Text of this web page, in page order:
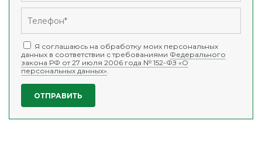
Я соглашаюсь на обработку моих персональных
данных в соответствии с требованиями Федерального
закона РФ от 27 июля 2006 года № 152-ФЗ «О
персональных данных».